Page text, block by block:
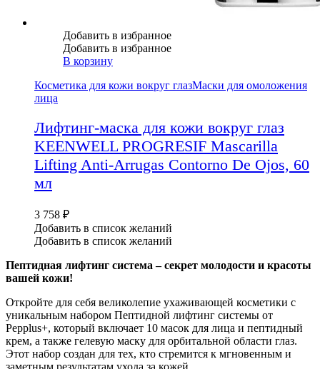
Добавить в избранное
Добавить в избранное
В корзину
Косметика для кожи вокруг глазМаски для омоложения
лица
Лифтинг-маска для кожи вокруг глаз
KEENWELL PROGRESIF Mascarilla
Lifting Anti-Arrugas Contorno De Ojos, 60
мл
3 758 ₽
Добавить в список желаний
Добавить в список желаний
Пептидная лифтинг система – секрет молодости и красоты
вашей кожи!
Откройте для себя великолепие ухаживающей косметики с
уникальным набором Пептидной лифтинг системы от
Pepplus+, который включает 10 масок для лица и пептидный
крем, а также гелевую маску для орбитальной области глаз.
Этот набор создан для тех, кто стремится к мгновенным и
заметным результатам ухода за кожей.